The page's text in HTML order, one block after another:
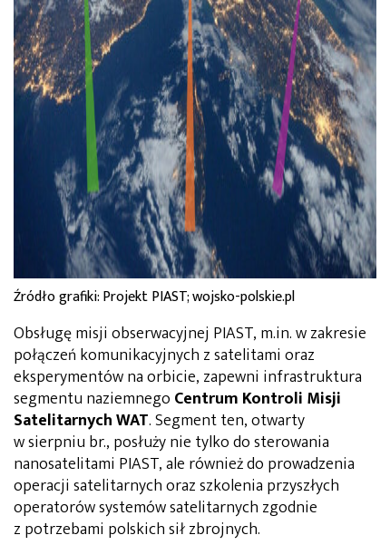
Źródło grafiki: Projekt PIAST; wojsko-polskie.pl
Obsługę misji obserwacyjnej PIAST, m.in. w zakresie
połączeń komunikacyjnych z satelitami oraz
eksperymentów na orbicie, zapewni infrastruktura
segmentu naziemnego Centrum Kontroli Misji
Satelitarnych WAT. Segment ten, otwarty
w sierpniu br., posłuży nie tylko do sterowania
nanosatelitami PIAST, ale również do prowadzenia
operacji satelitarnych oraz szkolenia przyszłych
operatorów systemów satelitarnych zgodnie
z potrzebami polskich sił zbrojnych.